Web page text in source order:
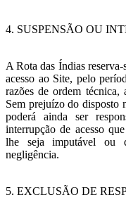
4. SUSPENSÃO OU
A Rota das Índias
acesso ao Site, pelo
razões de ordem
Sem prejuízo do disposto
poderá ainda ser
interrupção de acesso
lhe seja imputável ou
negligência.
5. EXCLUSÃO DE